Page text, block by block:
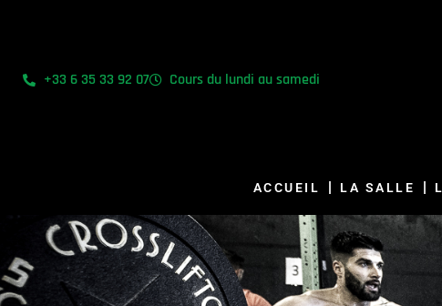
+33 6 35 33 92 07 Cours du lundi au samedi
ACCUEIL LA SALLE